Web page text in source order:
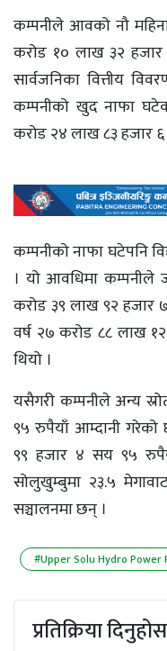
कम्पनीले आवको नौ
करोड १० लाख ३२
सार्वजनिका वित्तीय
कम्पनीको खुद नाफा
करोड २४ लाख ८३ हजार
कम्पनीको नाफा घटेपनि
। यो आवधिमा कम्पनीले
करोड ३९ लाख ९२ हजार
वर्ष २७ करोड ८८ लाख
थियो ।
यसैगरी कम्पनीले अन्य
९५ रुपैयाँ आम्दानी गरेको
९९ हजार ४ सय ९५
सोलुखुम्बुमा २३.५
सञ्चालनमा छन् ।
#Upper Solu Hydro Power
प्रतिक्रिया दिनुहोस